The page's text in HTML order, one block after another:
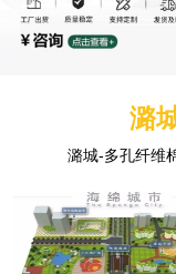
潞
潞城-多孔纤维